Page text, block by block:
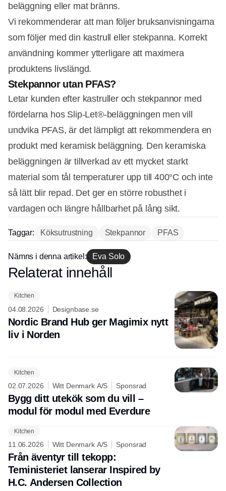
beläggning eller mat bränns.
Vi rekommenderar att man följer bruksanvisningarna
som följer med din kastrull eller stekpanna. Korrekt
användning kommer ytterligare att maximera
produktens livslängd.
Stekpannor utan PFAS?
Letar kunden efter kastruller och stekpannor med
fördelarna hos Slip-Let®-beläggningen men vill
undvika PFAS, är det lämpligt att rekommendera en
produkt med keramisk beläggning. Den keramiska
beläggningen är tillverkad av ett mycket starkt
material som tål temperaturer upp till 400°C och inte
så lätt blir repad. Det ger en större robusthet i
vardagen och längre hållbarhet på lång sikt.
Taggar: Köksutrustning Stekpannor PFAS
Nämns i denna artikel: Eva Solo
Annons
Relaterat innehåll
Kitchen
04.08.2026 Designbase.se
Nordic Brand Hub ger Magimix nytt
liv i Norden
Kitchen
02.07.2026 Witt Denmark A/S Sponsrad
Bygg ditt utekök som du vill –
modul för modul med Everdure
Kitchen
11.06.2026 Witt Denmark A/S Sponsrad
Från äventyr till tekopp:
Teministeriet lanserar Inspired by
H.C. Andersen Collection